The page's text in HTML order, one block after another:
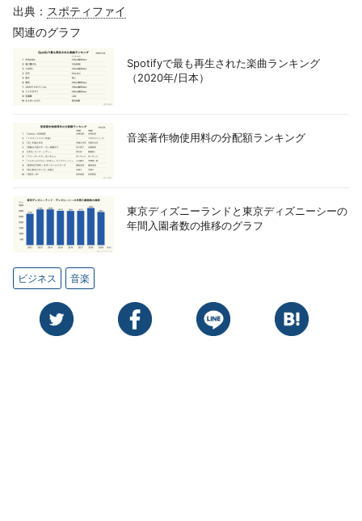
出典： スポティファイ
関連のグラフ
Spotifyで最も再生された楽曲ランキング
（2020年/日本）
音楽著作物使用料の分配額ランキング
東京ディズニーランドと東京ディズニーシーの
年間入園者数の推移のグラフ
ビジネス 音楽